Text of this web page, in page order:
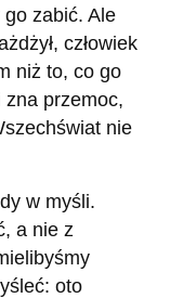
go zabić. Ale
człowiek
niż to, co go
przemoc,
nie
w myśli.
a nie z
oto